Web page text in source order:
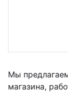
Мы
магазина,